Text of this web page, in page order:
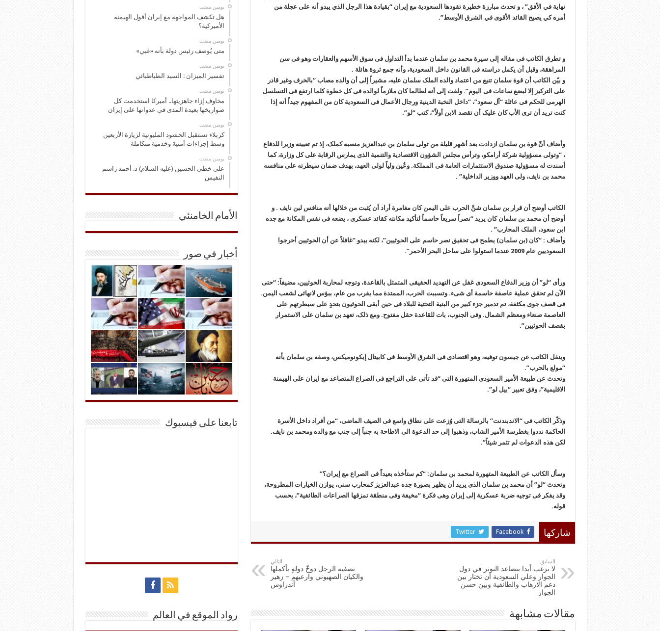
نهاية في الأفق” ، و تحدث مبارزة خطيرة تقودها السعودية مع إيران “بقيادة هذا الرجل الذي يبدو أنه على عجلة من
أمره كي يصبح القائد الأقوى في الشرق الأوسط”.
و تطرق الکاتب فی مقاله إلى سیرة محمد بن سلمان عندما بدأ التداول فی سوق الأسهم والعقارات وهو فی سن
المراهقة، وقبل أن یکمل دراسته فی القانون داخل السعودیة، وأنه جمع ثروة هائلة .
و بیّن الکاتب أن قوة سلمان تنبع من اعتماد والده الملک سلمان علیه، مشیراً إلى أن والده مصاب “بالخرف وغیر قادر
على الترکیز إلا لبضع ساعات فی الیوم”. ولفت إلى أنه لطالما کان ملازماً لوالده فی کل خطوة کلما ارتفع فی التسلسل
الهرمی للحکم فی عائلة “آل سعود”، “داخل النخبة الدینیة ورجال الأعمال فی السعودیة کان من المفهوم جیداً أنه إذا
کنت ترید أن ترى الأب کان علیک أن تقصد الابن أولاً”، کتب “لو”.
وأضاف أنّ قوة بن سلمان ازدادت بعد أشهر قلیلة من تولی سلمان بن عبدالعزیز منصبه کملک، إذ تم تعیینه وزیرا للدفاع
، “وتولى مسؤولیة شرکة أرامکو، وترأس مجلس الشؤون الاقتصادیة والتنمیة الذی یمارس الرقابة على کل وزارة، کما
أسندت له مسؤولیة صندوق الاستثمارات العامة فی المملکة. وعُین ولیاً لولی العهد، بهدف ضمان سیطرته على منافسه
محمد بن نایف، ولی العهد ووزیر الداخلیة” .
الکاتب أوضح أن قرار بن سلمان شنَّ الحرب على الیمن کان مغامرة أراد أن یُثبت من خلالها أنه منافس لبن نایف . و
أوضح أن محمد بن سلمان کان یرید “نصراً سریعاً حاسماً لتأکید مکانته کقائد عسکری ، یضعه فی نفس المکانة مع جده
ابن سعود، الملک المحارب” .
وأضاف : “کان (بن سلمان) یطمح فی تحقیق نصر حاسم على الحوثیین”، لکنه یبدو “غافلاً عن أن الحوثیین أحرجوا
السعودیین عام 2009 عندما استولوا على ساحل البحر الأحمر”.
ورأى “لو” أن وزیر الدفاع السعودی غفل عن التهدید الحقیقی المتمثل بالقاعدة، وتوجه لمحاربة الحوثیین، مضیفاً: “حتى
الآن لم تحقق عملیة عاصفة حاسمة أی شیء. وتسببت الحرب، الممتدة مما یقرب من عام، ببؤس لانهائی لشعب الیمن.
فی قصف جوی مکثفة، تم تدمیر جزء کبیر من البنیة التحتیة للبلاد فی حین أبقى الحوثیون بتحدٍ على سیطرتهم على
العاصمة صنعاء ومعظم الشمال. وفی الجنوب، بات للقاعدة حقل مفتوح. ومع ذلک، تعهد بن سلمان على الاستمرار
بقصف الحوثیین”.
وینقل الکاتب عن جیسون توفیه، وهو اقتصادی فی الشرق الأوسط فی کابیتال إیکونومیکس، وصفه بن سلمان بأنه
“مولع بالحرب”.
وتحدث عن طبیعة الأمیر السعودی المتهورة التی “قد تأتی على التراجع فی الصراع المتصاعد مع ایران على الهیمنة
الاقلیمیة”، وفق تعبیر “بیل لو”.
وذکّر الکاتب فی “الاندبندنت” بالرسالة التی وُزعت على نطاق واسع فی الصیف الماضی، “من أفراد داخل الأسرة
الحاکمة نددوا بغطرسة الأمیر الشاب، وذهبوا إلى حد الدعوة الى الاطاحة به جنباً إلى جنب مع والده ومحمد بن نایف.
لکن هذه الدعوات لم تثمر شیئاً”.
وسأل الکاتب عن الطبیعة المتهورة لمحمد بن سلمان: “کم ستأخذه بعیداً فی الصراع مع إیران؟”
وتحدث “لو” أن محمد بن سلمان الذی یرید أن یظهر بصورة جده عبدالعزیز کمحارب سنی، یوازن الخیارات المطروحة،
وقد یفکر فی توجیه ضربة عسکریة إلى إیران وهی فکرة “مخیفة وفی منطقة تمزقها الصراعات الطائفیة”، بحسب
قوله.
شاركها Facebook
Twitter
السابق
لا نرغب أبدا بتصاعد التوتر في دول
الجوار وعلي السعودية أن تختار بين
دعم الارهاب والطائفية وبين حسن
الجوار
التالي
تصفية الرجل دوخّ دولةٍ بأكملها
والكيان الصهيوني وارعبهم – زهير
أندراوس
مقالات مشابهة
‏يومين مضت
هل تكشف المواجهة مع إيران أفول الهيمنة
الأميركية؟
‏يومين مضت
متى يُوصف رئيس دولة بأنه «غبي»
‏يومين مضت
تفسير الميزان : السيد الطباطبائي
‏يومين مضت
مخاوف إزاء جاهزيتها.. أميركا استخدمت كل
صواريخها بعيدة المدى في عدوانها على إيران
‏يومين مضت
كربلاء تستقبل الحشود المليونية لزيارة الأربعين
وسط إجراءات أمنية وخدمية متكاملة
‏يومين مضت
على خطى الحسين (عليه السلام) د. أحمد راسم
النفيس
الأمام الخامنئي
أخبار في صور
تابعنا على فيسبوك
رواد الموقع في العالم